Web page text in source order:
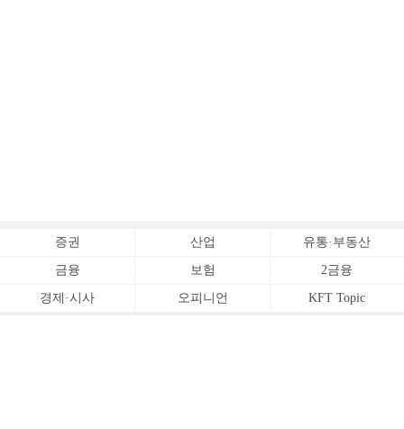
증권 산업 유통·부동산
금융 보험 2금융
경제·시사 오피니언 KFT Topic